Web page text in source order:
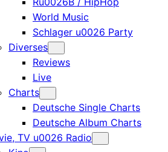
World Music
Schlager u0026 Party
Diverses
Reviews
Live
Charts
Deutsche Single Charts
Deutsche Album Charts
TV u0026 Radio